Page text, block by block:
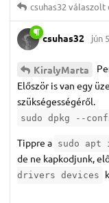
csuhas32 válaszolt
csuhas32 jún
KiralyMarta
Először is van egy
szükségességéről.
sudo dpkg --
Tippre a sudo
de ne kapkodjunk,
drivers devices